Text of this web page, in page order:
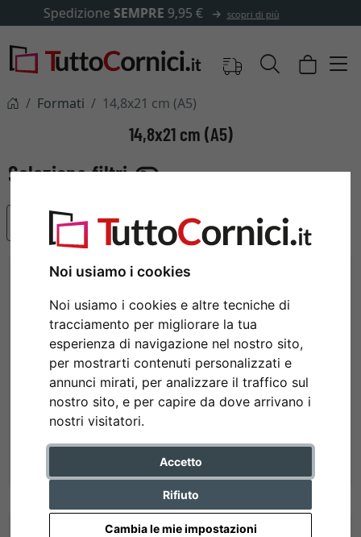
Noi usiamo i cookies
Noi usiamo i cookies e altre tecniche di
tracciamento per migliorare la tua
esperienza di navigazione nel nostro sito,
per mostrarti contenuti personalizzati e
annunci mirati, per analizzare il traffico sul
nostro sito, e per capire da dove arrivano i
nostri visitatori.
Accetto
Rifiuto
Cambia le mie impostazioni
✓500.000 articoli tra cui scegliere
Formati 14,8x21 cm (A5)
14,8x21 cm (A5)
Articoli più popolari
Cornice Uppsala in legno massello
da 12,30 € * da 13,80 € *